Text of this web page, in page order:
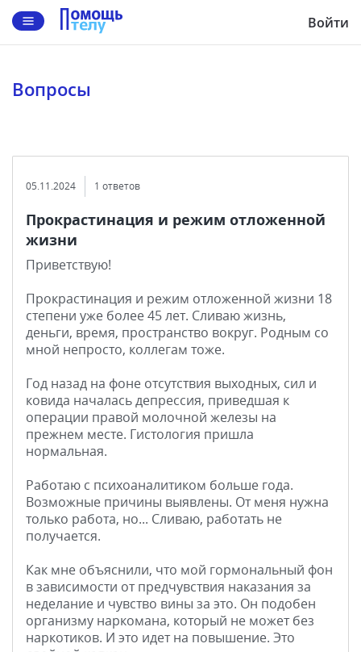
Войти
Вопросы
05.11.2024 1 ответов
Прокрастинация и режим отложенной
жизни
Приветствую!
Прокрастинация и режим отложенной жизни 18
степени уже более 45 лет. Сливаю жизнь,
деньги, время, пространство вокруг. Родным со
мной непросто, коллегам тоже.
Год назад на фоне отсутствия выходных, сил и
ковида началась депрессия, приведшая к
операции правой молочной железы на
прежнем месте. Гистология пришла
нормальная.
Работаю с психоаналитиком больше года.
Возможные причины выявлены. От меня нужна
только работа, но... Сливаю, работать не
получается.
Как мне объяснили, что мой гормональный фон
в зависимости от предчувствия наказания за
неделание и чувство вины за это. Он подобен
организму наркомана, который не может без
наркотиков. И это идет на повышение. Это